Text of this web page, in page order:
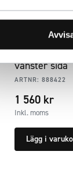
Bakre
vänster sida
ARTNR: 888422
1 560 kr
Inkl. moms
Lägg i